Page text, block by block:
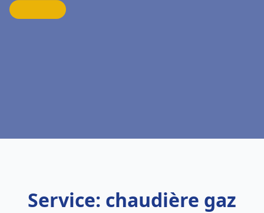
Service: chaudière gaz